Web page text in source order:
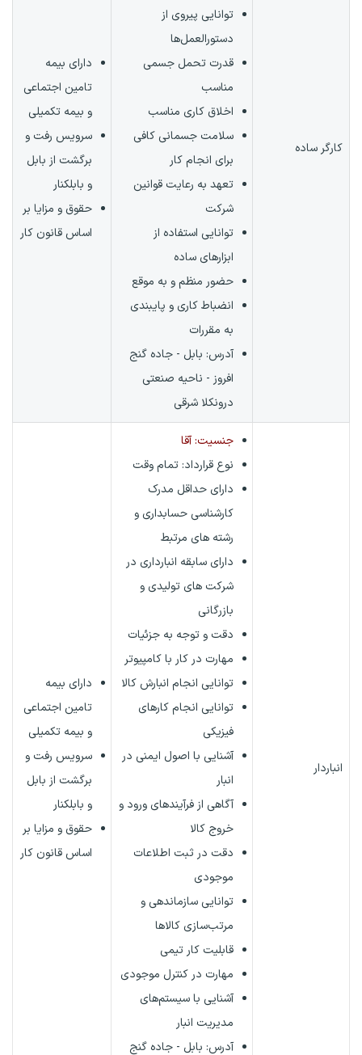
کارگر ساده
توانایی پیروی از
دستورالعمل‌ها
قدرت تحمل جسمی
مناسب
اخلاق کاری مناسب
سلامت جسمانی کافی
برای انجام کار
تعهد به رعایت قوانین
شرکت
توانایی استفاده از
ابزارهای ساده
حضور منظم و به موقع
انضباط کاری و پایبندی
به مقررات
آدرس: بابل - جاده گنج
افروز - ناحیه صنعتی
درونکلا شرقی
دارای بیمه
تامین اجتماعی
و بیمه تکمیلی
سرویس رفت و
برگشت از بابل
و بابلکنار
حقوق و مزایا بر
اساس قانون کار
انباردار
جنسیت: آقا
نوع قرارداد: تمام وقت
دارای حداقل مدرک
کارشناسی حسابداری و
رشته های مرتبط
دارای سابقه انبارداری در
شرکت های تولیدی و
بازرگانی
دقت و توجه به جزئیات
مهارت در کار با کامپیوتر
توانایی انجام انبارش کالا
توانایی انجام کارهای
فیزیکی
آشنایی با اصول ایمنی در
انبار
آگاهی از فرآیندهای ورود و
خروج کالا
دقت در ثبت اطلاعات
موجودی
توانایی سازماندهی و
مرتب‌سازی کالاها
قابلیت کار تیمی
مهارت در کنترل موجودی
آشنایی با سیستم‌های
مدیریت انبار
آدرس: بابل - جاده گنج
دارای بیمه
تامین اجتماعی
و بیمه تکمیلی
سرویس رفت و
برگشت از بابل
و بابلکنار
حقوق و مزایا بر
اساس قانون کار